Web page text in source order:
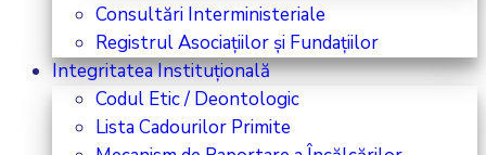
Consultări Interministeriale
Registrul Asociațiilor și Fundațiilor
Integritatea Instituțională
Codul Etic / Deontologic
Lista Cadourilor Primite